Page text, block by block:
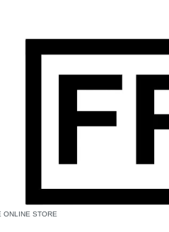
ONLINE STORE